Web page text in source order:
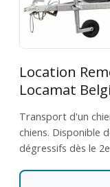
Location
Locamat
Transport d'un
chiens. Disponible
dégressifs dès le